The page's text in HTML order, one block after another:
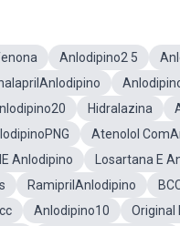
Anlodipino2 5
Hidralazina
Atenolol
Anlodipino
Losartana E
RamiprilAnlodipino
Anlodipino10
Original